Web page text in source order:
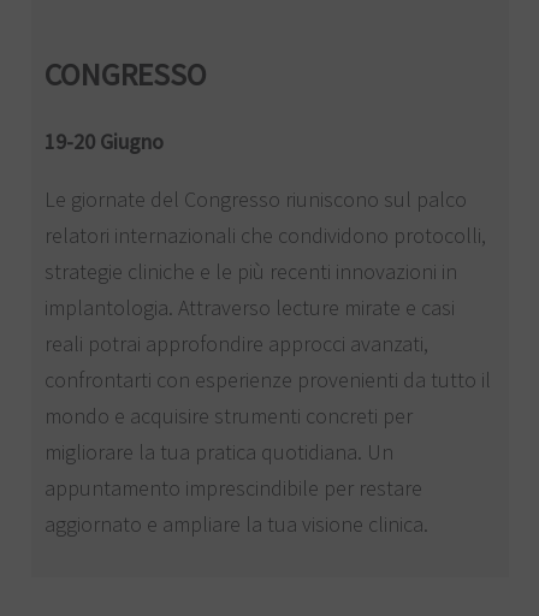
CONGRESSO
19-20 Giugno
Le giornate del Congresso riuniscono sul palco
relatori internazionali che condividono protocolli,
strategie cliniche e le più recenti innovazioni in
implantologia. Attraverso lecture mirate e casi
reali potrai approfondire approcci avanzati,
confrontarti con esperienze provenienti da tutto il
mondo e acquisire strumenti concreti per
migliorare la tua pratica quotidiana. Un
appuntamento imprescindibile per restare
aggiornato e ampliare la tua visione clinica.